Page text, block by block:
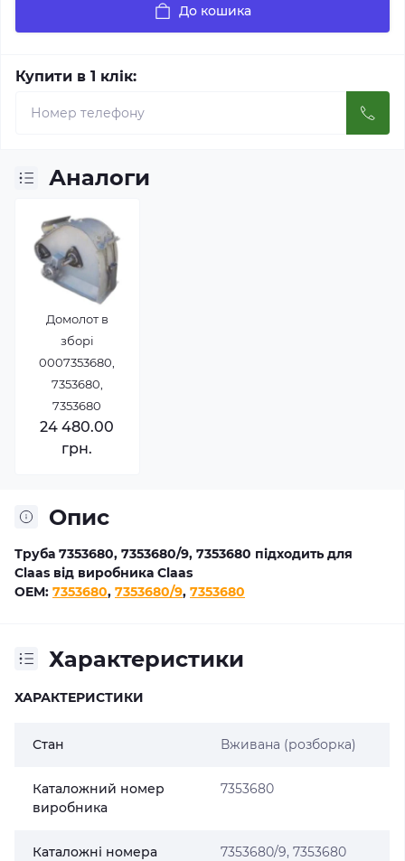
До кошика
Купити в 1 клік:
Опис
Труба 7353680, 7353680/9, 7353680 підходить для
Claas від виробника Claas
OEM: 7353680, 7353680/9, 7353680
Характеристики
ХАРАКТЕРИСТИКИ
Стан Вживана (розборка)
Каталожний номер
виробника
7353680
Каталожні номера
7353680/9, 7353680
Аналоги
Домолот в
зборі
0007353680,
7353680,
7353680
24 480.00
грн.